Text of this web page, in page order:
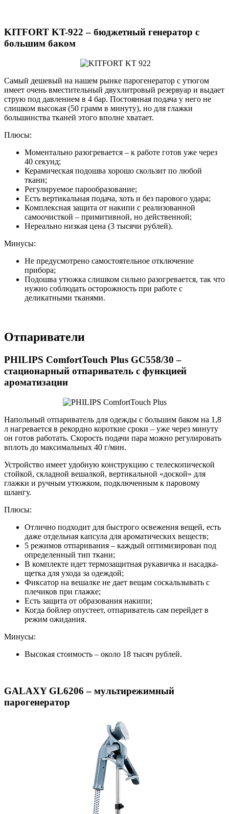
KITFORT KT-922 – бюджетный генератор с
большим баком
Самый дешевый на нашем рынке парогенератор с утюгом
имеет очень вместительный двухлитровый резервуар и выдает
струю под давлением в 4 бар. Постоянная подача у него не
слишком высокая (50 грамм в минуту), но для глажки
большинства тканей этого вполне хватает.
Плюсы:
Моментально разогревается – к работе готов уже через
40 секунд;
Керамическая подошва хорошо скользит по любой
ткани;
Регулируемое парообразование;
Есть вертикальная подача, хоть и без парового удара;
Комплексная защита от накипи с реализованной
самоочисткой – примитивной, но действенной;
Нереально низкая цена (3 тысячи рублей).
Минусы:
Не предусмотрено самостоятельное отключение
прибора;
Подошва утюжка слишком сильно разогревается, так что
нужно соблюдать осторожность при работе с
деликатными тканями.
Отпариватели
PHILIPS ComfortTouch Plus GC558/30 –
стационарный отпариватель с функцией
ароматизации
Напольный отпариватель для одежды с большим баком на 1,8
л нагревается в рекордно короткие сроки – уже через минуту
он готов работать. Скорость подачи пара можно регулировать
вплоть до максимальных 40 г/мин.
Устройство имеет удобную конструкцию с телескопической
стойкой, складной вешалкой, вертикальной «доской» для
глажки и ручным утюжком, подключенным к паровому
шлангу.
Плюсы:
Отлично подходит для быстрого освежения вещей, есть
даже отдельная капсула для ароматических веществ;
5 режимов отпаривания – каждый оптимизирован под
определенный тип ткани;
В комплекте идет термозащитная рукавичка и насадка-
щетка для ухода за одеждой;
Фиксатор на вешалке не дает вещам соскальзывать с
плечиков при глажке;
Есть защита от образования накипи;
Когда бойлер опустеет, отпариватель сам перейдет в
режим ожидания.
Минусы:
Высокая стоимость – около 18 тысяч рублей.
GALAXY GL6206 – мультирежимный
парогенератор